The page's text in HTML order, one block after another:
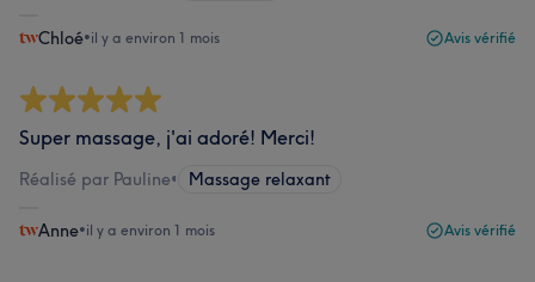
Chloé•il y a environ 1 mois Avis vérifié
Super massage, j'ai adoré! Merci!
Réalisé par Pauline• Massage relaxant
Anne•il y a environ 1 mois Avis vérifié